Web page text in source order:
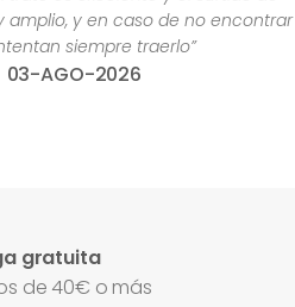
amplio, y en caso de no encontrar
siempre traerlo”
03-AGO-2026
gratuita
de 40€ o más